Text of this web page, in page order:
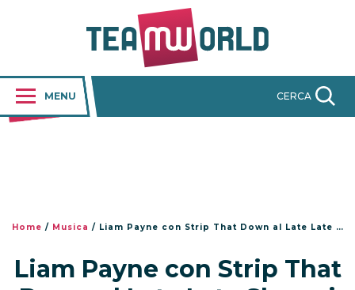
MENU CERCA
Home / Musica / Liam Payne con Strip That Down al Late Late Show: i video!
Liam Payne con Strip That